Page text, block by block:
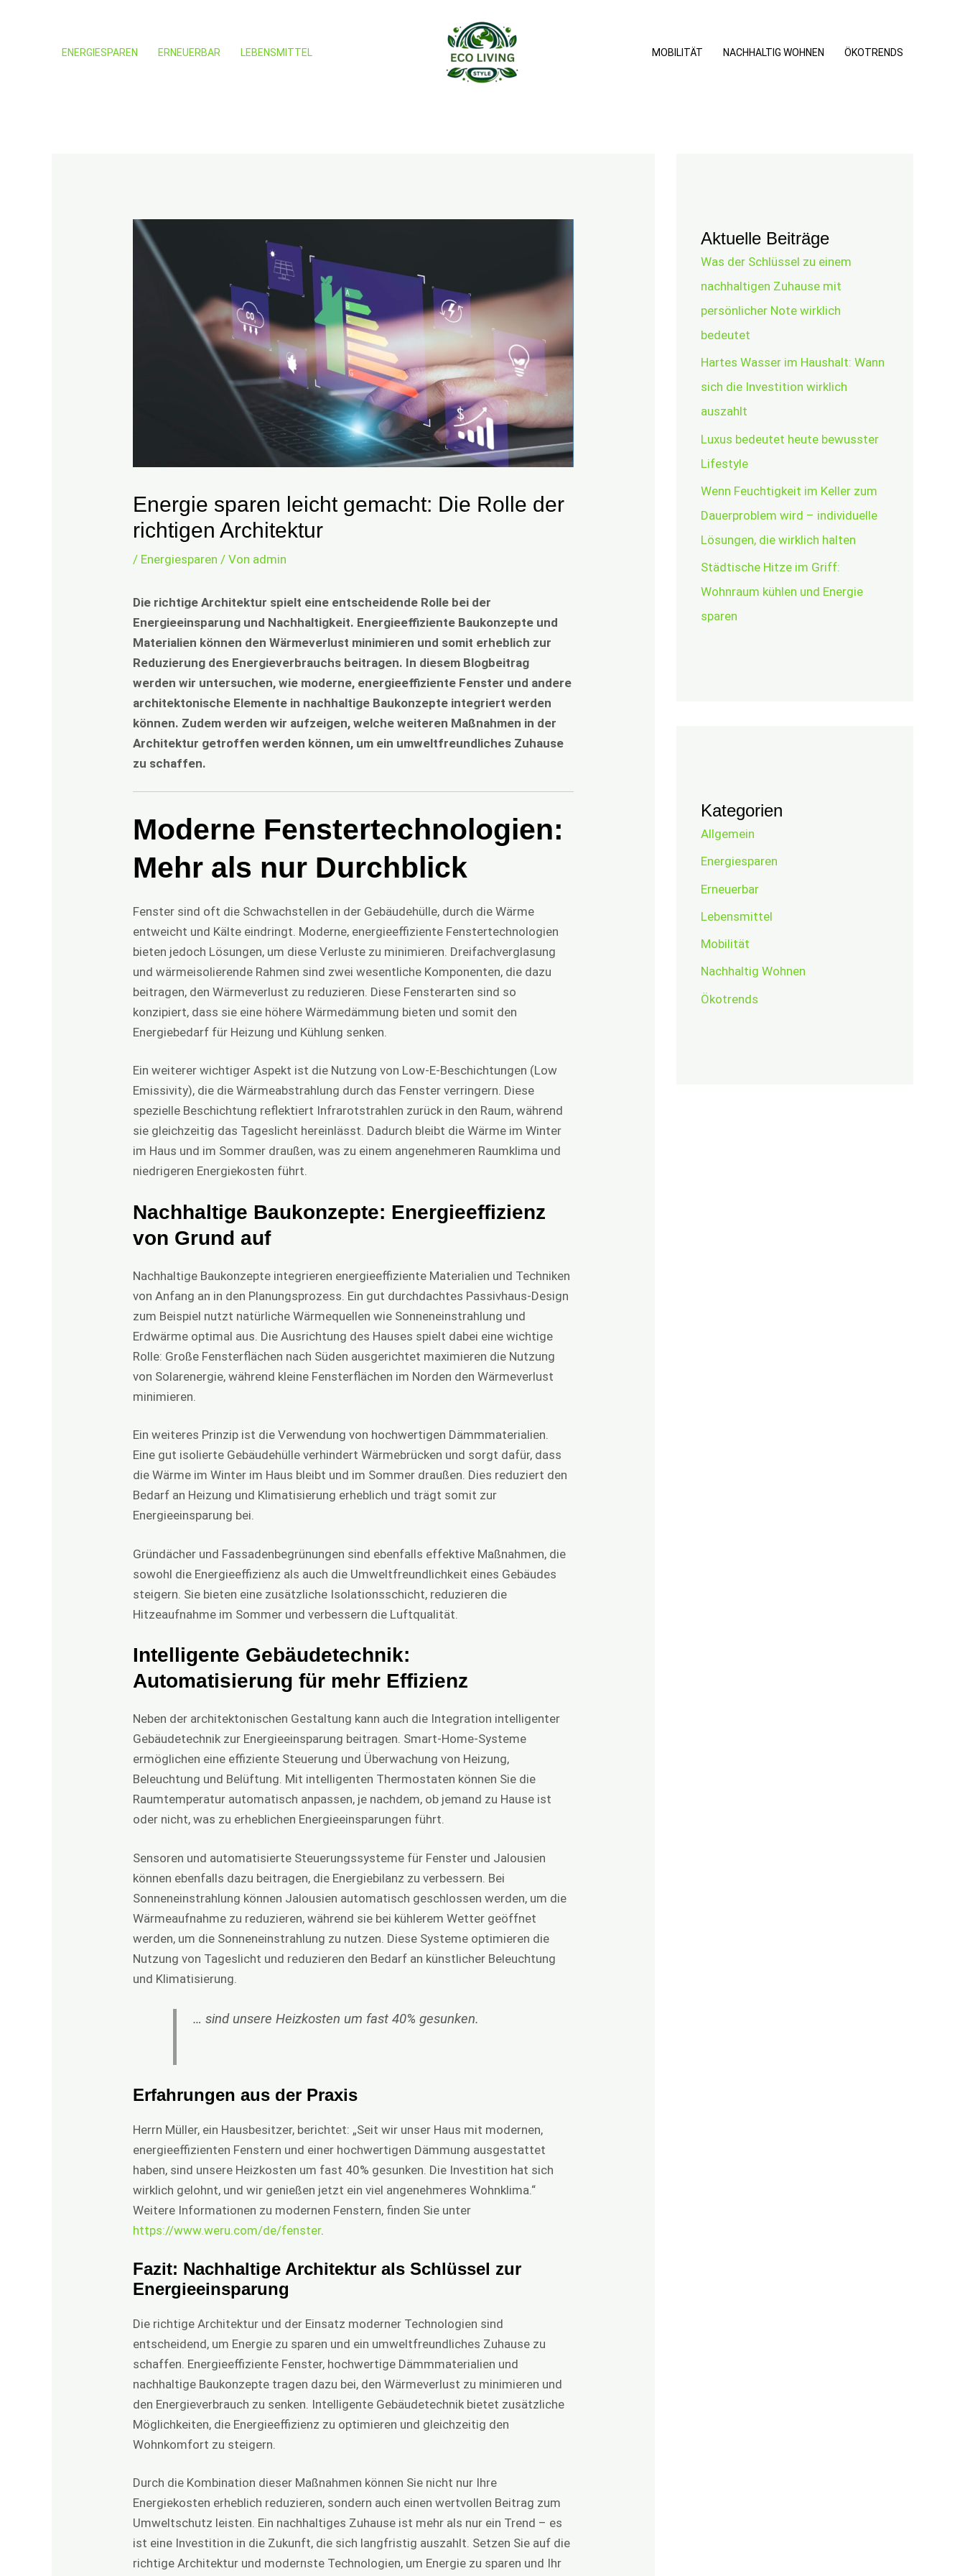
ENERGIESPAREN ERNEUERBAR LEBENSMITTEL MOBILITÄT NACHHALTIG WOHNEN ÖKOTRENDS
Energie sparen leicht gemacht: Die Rolle der
richtigen Architektur
/ Energiesparen / Von admin
Die richtige Architektur spielt eine entscheidende Rolle bei der
Energieeinsparung und Nachhaltigkeit. Energieeffiziente Baukonzepte und
Materialien können den Wärmeverlust minimieren und somit erheblich zur
Reduzierung des Energieverbrauchs beitragen. In diesem Blogbeitrag
werden wir untersuchen, wie moderne, energieeffiziente Fenster und andere
architektonische Elemente in nachhaltige Baukonzepte integriert werden
können. Zudem werden wir aufzeigen, welche weiteren Maßnahmen in der
Architektur getroffen werden können, um ein umweltfreundliches Zuhause
zu schaffen.
Moderne Fenstertechnologien:
Mehr als nur Durchblick
Fenster sind oft die Schwachstellen in der Gebäudehülle, durch die Wärme
entweicht und Kälte eindringt. Moderne, energieeffiziente Fenstertechnologien
bieten jedoch Lösungen, um diese Verluste zu minimieren. Dreifachverglasung
und wärmeisolierende Rahmen sind zwei wesentliche Komponenten, die dazu
beitragen, den Wärmeverlust zu reduzieren. Diese Fensterarten sind so
konzipiert, dass sie eine höhere Wärmedämmung bieten und somit den
Energiebedarf für Heizung und Kühlung senken.
Ein weiterer wichtiger Aspekt ist die Nutzung von Low-E-Beschichtungen (Low
Emissivity), die die Wärmeabstrahlung durch das Fenster verringern. Diese
spezielle Beschichtung reflektiert Infrarotstrahlen zurück in den Raum, während
sie gleichzeitig das Tageslicht hereinlässt. Dadurch bleibt die Wärme im Winter
im Haus und im Sommer draußen, was zu einem angenehmeren Raumklima und
niedrigeren Energiekosten führt.
Nachhaltige Baukonzepte: Energieeffizienz
von Grund auf
Nachhaltige Baukonzepte integrieren energieeffiziente Materialien und Techniken
von Anfang an in den Planungsprozess. Ein gut durchdachtes Passivhaus-Design
zum Beispiel nutzt natürliche Wärmequellen wie Sonneneinstrahlung und
Erdwärme optimal aus. Die Ausrichtung des Hauses spielt dabei eine wichtige
Rolle: Große Fensterflächen nach Süden ausgerichtet maximieren die Nutzung
von Solarenergie, während kleine Fensterflächen im Norden den Wärmeverlust
minimieren.
Ein weiteres Prinzip ist die Verwendung von hochwertigen Dämmmaterialien.
Eine gut isolierte Gebäudehülle verhindert Wärmebrücken und sorgt dafür, dass
die Wärme im Winter im Haus bleibt und im Sommer draußen. Dies reduziert den
Bedarf an Heizung und Klimatisierung erheblich und trägt somit zur
Energieeinsparung bei.
Gründächer und Fassadenbegrünungen sind ebenfalls effektive Maßnahmen, die
sowohl die Energieeffizienz als auch die Umweltfreundlichkeit eines Gebäudes
steigern. Sie bieten eine zusätzliche Isolationsschicht, reduzieren die
Hitzeaufnahme im Sommer und verbessern die Luftqualität.
Intelligente Gebäudetechnik:
Automatisierung für mehr Effizienz
Neben der architektonischen Gestaltung kann auch die Integration intelligenter
Gebäudetechnik zur Energieeinsparung beitragen. Smart-Home-Systeme
ermöglichen eine effiziente Steuerung und Überwachung von Heizung,
Beleuchtung und Belüftung. Mit intelligenten Thermostaten können Sie die
Raumtemperatur automatisch anpassen, je nachdem, ob jemand zu Hause ist
oder nicht, was zu erheblichen Energieeinsparungen führt.
Sensoren und automatisierte Steuerungssysteme für Fenster und Jalousien
können ebenfalls dazu beitragen, die Energiebilanz zu verbessern. Bei
Sonneneinstrahlung können Jalousien automatisch geschlossen werden, um die
Wärmeaufnahme zu reduzieren, während sie bei kühlerem Wetter geöffnet
werden, um die Sonneneinstrahlung zu nutzen. Diese Systeme optimieren die
Nutzung von Tageslicht und reduzieren den Bedarf an künstlicher Beleuchtung
und Klimatisierung.
… sind unsere Heizkosten um fast 40% gesunken.
Erfahrungen aus der Praxis
Herrn Müller, ein Hausbesitzer, berichtet: „Seit wir unser Haus mit modernen,
energieeffizienten Fenstern und einer hochwertigen Dämmung ausgestattet
haben, sind unsere Heizkosten um fast 40% gesunken. Die Investition hat sich
wirklich gelohnt, und wir genießen jetzt ein viel angenehmeres Wohnklima.“
Weitere Informationen zu modernen Fenstern, finden Sie unter
https://www.weru.com/de/fenster.
Fazit: Nachhaltige Architektur als Schlüssel zur
Energieeinsparung
Die richtige Architektur und der Einsatz moderner Technologien sind
entscheidend, um Energie zu sparen und ein umweltfreundliches Zuhause zu
schaffen. Energieeffiziente Fenster, hochwertige Dämmmaterialien und
nachhaltige Baukonzepte tragen dazu bei, den Wärmeverlust zu minimieren und
den Energieverbrauch zu senken. Intelligente Gebäudetechnik bietet zusätzliche
Möglichkeiten, die Energieeffizienz zu optimieren und gleichzeitig den
Wohnkomfort zu steigern.
Durch die Kombination dieser Maßnahmen können Sie nicht nur Ihre
Energiekosten erheblich reduzieren, sondern auch einen wertvollen Beitrag zum
Umweltschutz leisten. Ein nachhaltiges Zuhause ist mehr als nur ein Trend – es
ist eine Investition in die Zukunft, die sich langfristig auszahlt. Setzen Sie auf die
richtige Architektur und modernste Technologien, um Energie zu sparen und Ihr
Aktuelle Beiträge
Was der Schlüssel zu einem
nachhaltigen Zuhause mit
persönlicher Note wirklich
bedeutet
Hartes Wasser im Haushalt: Wann
sich die Investition wirklich
auszahlt
Luxus bedeutet heute bewusster
Lifestyle
Wenn Feuchtigkeit im Keller zum
Dauerproblem wird – individuelle
Lösungen, die wirklich halten
Städtische Hitze im Griff:
Wohnraum kühlen und Energie
sparen
Kategorien
Allgemein
Energiesparen
Erneuerbar
Lebensmittel
Mobilität
Nachhaltig Wohnen
Ökotrends